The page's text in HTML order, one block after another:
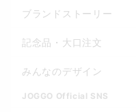
ブランドストーリー
記念品・大口注文
みんなのデザイン
JOGGO Official SNS